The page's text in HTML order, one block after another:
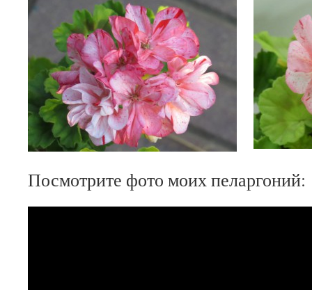
Посмотрите фото моих пеларгоний: